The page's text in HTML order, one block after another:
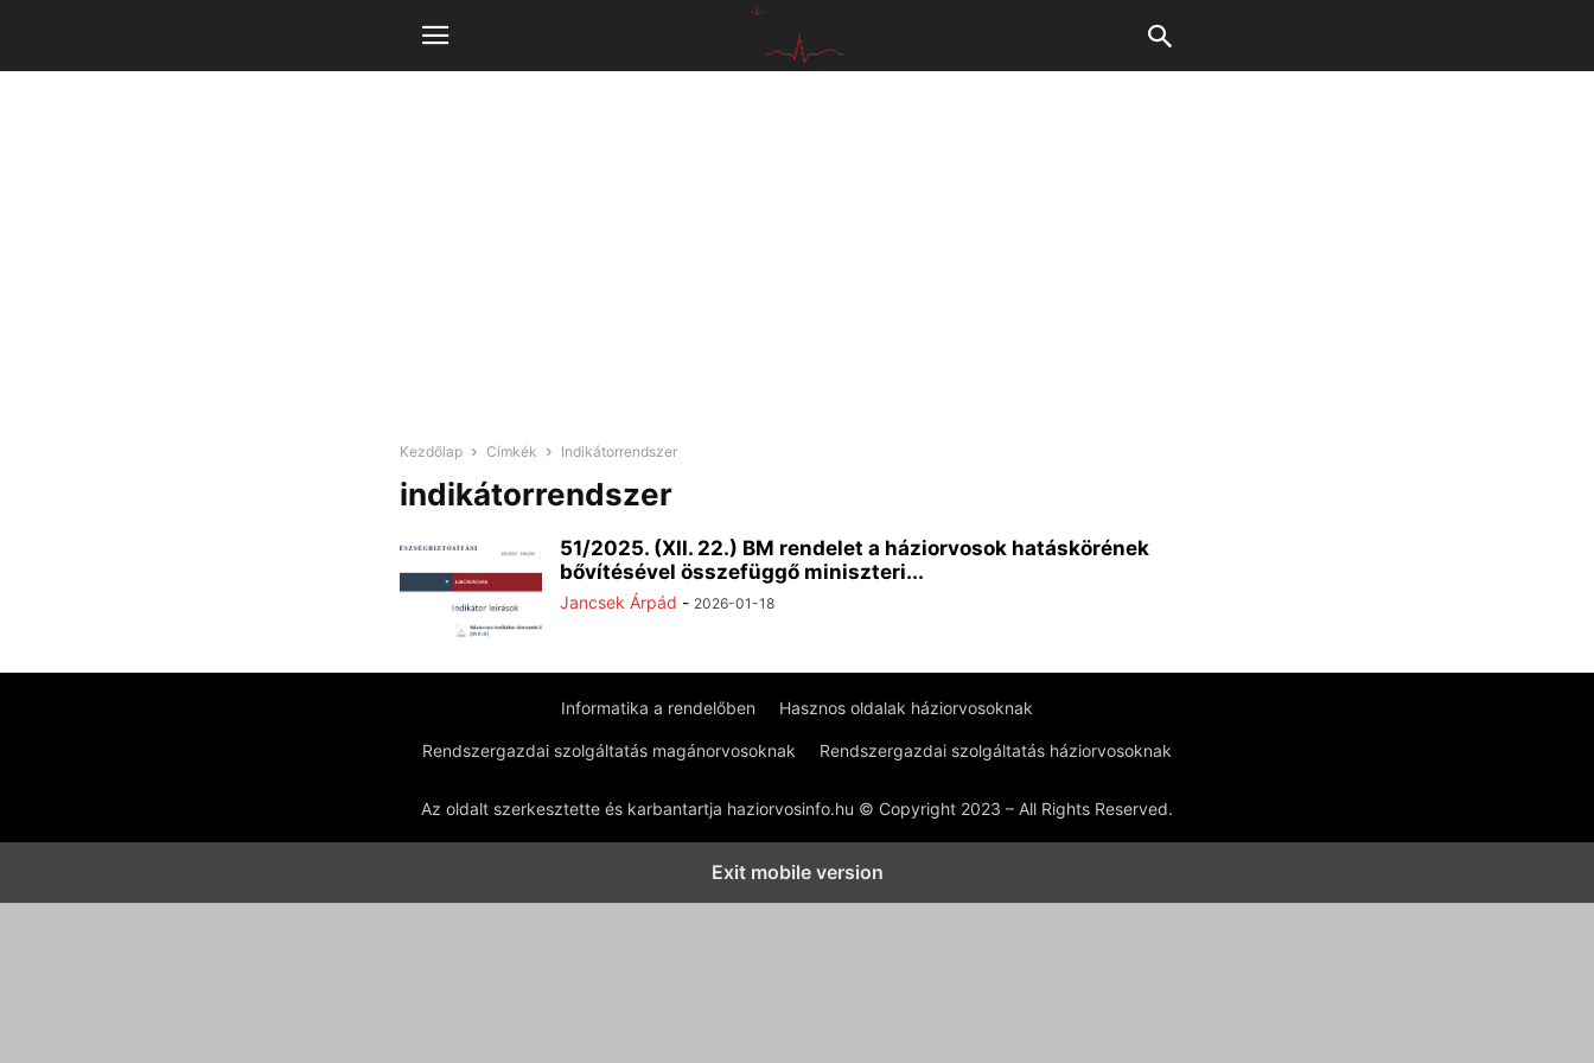
Kezdőlap Címkék Indikátorrendszer
indikátorrendszer
51/2025. (XII. 22.) BM rendelet a háziorvosok hatáskörének
bővítésével összefüggő miniszteri...
Jancsek Árpád - 2026-01-18
Informatika a rendelőben Hasznos oldalak háziorvosoknak
Rendszergazdai szolgáltatás magánorvosoknak Rendszergazdai szolgáltatás háziorvosoknak
Az oldalt szerkesztette és karbantartja haziorvosinfo.hu © Copyright 2023 – All Rights Reserved.
Exit mobile version